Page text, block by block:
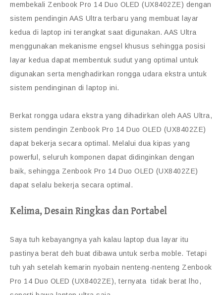
membekali Zenbook Pro 14 Duo OLED (UX8402ZE) dengan
sistem pendingin AAS Ultra terbaru yang membuat layar
kedua di laptop ini terangkat saat digunakan. AAS Ultra
menggunakan mekanisme engsel khusus sehingga posisi
layar kedua dapat membentuk sudut yang optimal untuk
digunakan serta menghadirkan rongga udara ekstra untuk
sistem pendinginan di laptop ini.
Berkat rongga udara ekstra yang dihadirkan oleh AAS Ultra,
sistem pendingin Zenbook Pro 14 Duo OLED (UX8402ZE)
dapat bekerja secara optimal. Melalui dua kipas yang
powerful, seluruh komponen dapat didinginkan dengan
baik, sehingga Zenbook Pro 14 Duo OLED (UX8402ZE)
dapat selalu bekerja secara optimal.
Kelima, Desain Ringkas dan Portabel
Saya tuh kebayangnya yah kalau laptop dua layar itu
pastinya berat deh buat dibawa untuk serba moble. Tetapi
tuh yah setelah kemarin nyobain nenteng-nenteng Zenbook
Pro 14 Duo OLED (UX8402ZE), ternyata tidak berat lho,